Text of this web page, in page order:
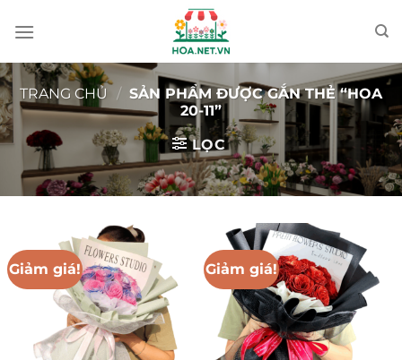
đến
dung
TRANG CHỦ / SẢN PHẨM ĐƯỢC GẮN THẺ “HOA
20-11”
LỌC
Giảm giá! Giảm giá!